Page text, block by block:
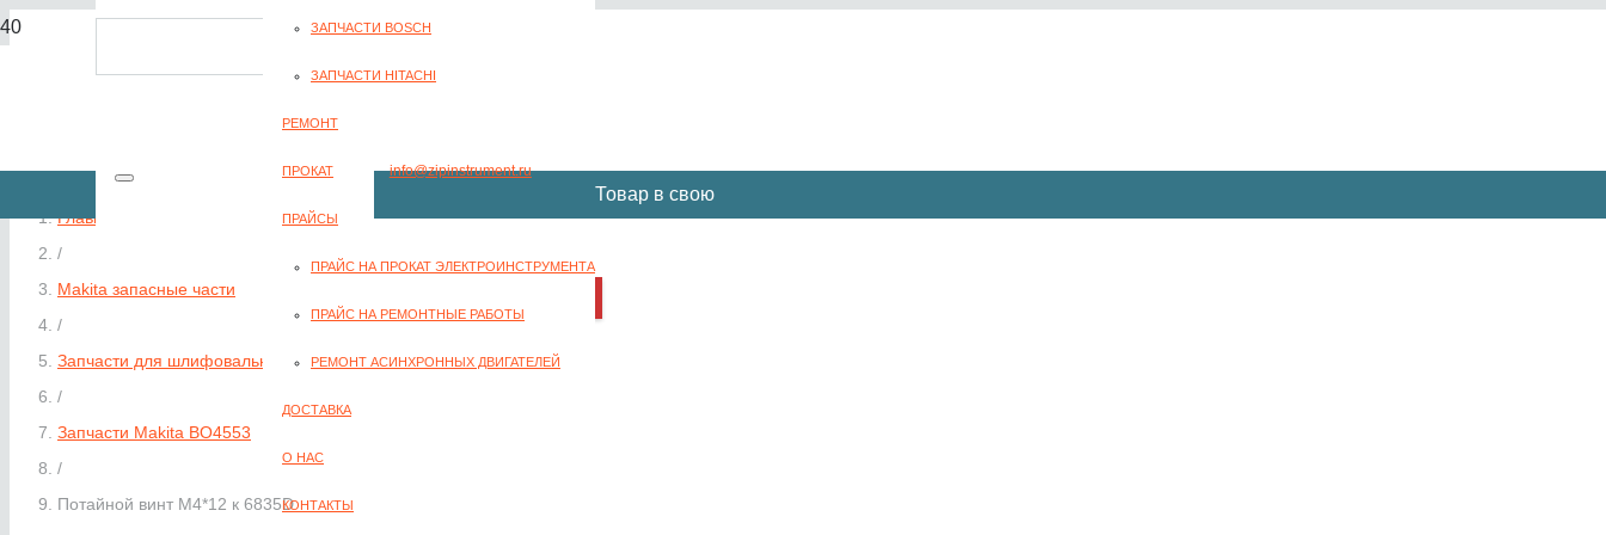
info@zipinstrument.ru
ЗАПЧАСТИ BOSCH
ЗАПЧАСТИ HITACHI
РЕМОНТ
ПРОКАТ
ПРАЙСЫ
ПРАЙС НА ПРОКАТ ЭЛЕКТРОИНСТРУМЕНТА
ПРАЙС НА РЕМОНТНЫЕ РАБОТЫ
РЕМОНТ АСИНХРОННЫХ ДВИГАТЕЛЕЙ
ДОСТАВКА
О НАС
КОНТАКТЫ
Товар в свою
Главная
/
Makita запасные части
/
Запчасти для шлифовальных машин Makita
/
Запчасти Makita BO4553
/
Потайной винт M4*12 к 6835D